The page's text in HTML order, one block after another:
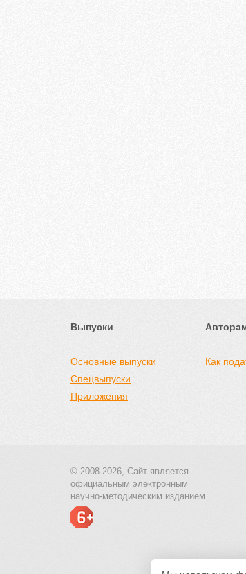
Выпуски
Основные выпуски
Спецвыпуски
Приложения
Как
© 2008-2026, Сайт является
официальным электронным
научно-методическим изданием.